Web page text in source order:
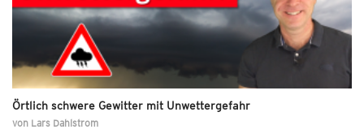
Örtlich schwere Gewitter mit Unwettergefahr
von Lars Dahlstrom